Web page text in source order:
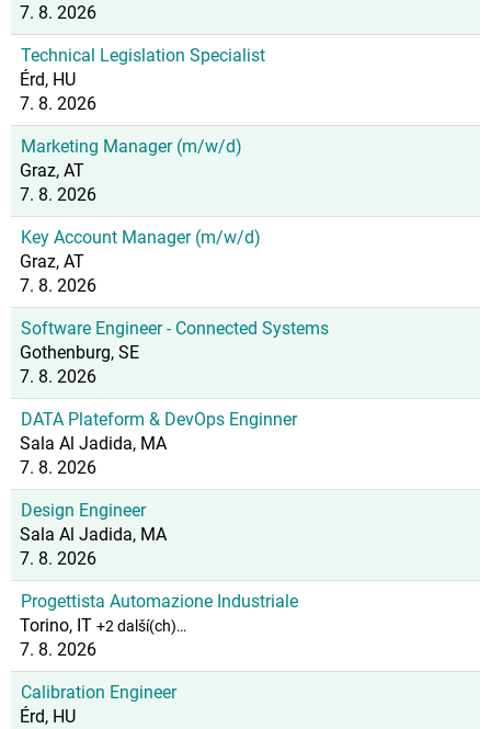
7. 8. 2026
Technical Legislation Specialist
Érd, HU
7. 8. 2026
Marketing Manager (m/w/d)
Graz, AT
7. 8. 2026
Key Account Manager (m/w/d)
Graz, AT
7. 8. 2026
Software Engineer - Connected Systems
Gothenburg, SE
7. 8. 2026
DATA Plateform & DevOps Enginner
Sala Al Jadida, MA
7. 8. 2026
Design Engineer
Sala Al Jadida, MA
7. 8. 2026
Progettista Automazione Industriale
Torino, IT +2 další(ch)…
7. 8. 2026
Calibration Engineer
Érd, HU